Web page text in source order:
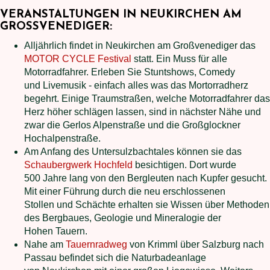
VERANSTALTUNGEN IN NEUKIRCHEN AM
GROSSVENEDIGER:
Alljährlich findet in Neukirchen am Großvenediger das
MOTOR CYCLE Festival statt. Ein Muss für alle
Motorradfahrer. Erleben Sie Stuntshows, Comedy
und Livemusik - einfach alles was das Mortorradherz
begehrt. Einige Traumstraßen, welche Motorradfahrer das
Herz höher schlägen lassen, sind in nächster Nähe und
zwar die Gerlos Alpenstraße und die Großglockner
Hochalpenstraße.
Am Anfang des Untersulzbachtales können sie das
Schaubergwerk Hochfeld besichtigen. Dort wurde
500 Jahre lang von den Bergleuten nach Kupfer gesucht.
Mit einer Führung durch die neu erschlossenen
Stollen und Schächte erhalten sie Wissen über Methoden
des Bergbaues, Geologie und Mineralogie der
Hohen Tauern.
Nahe am Tauernradweg von Krimml über Salzburg nach
Passau befindet sich die Naturbadeanlage